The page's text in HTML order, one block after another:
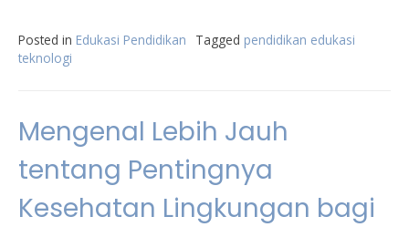
Posted in Edukasi Pendidikan Tagged pendidikan edukasi
teknologi
Mengenal Lebih Jauh
tentang Pentingnya
Kesehatan Lingkungan bagi